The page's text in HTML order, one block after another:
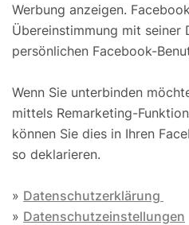
Werbung anzeigen.
Übereinstimmung mit seiner
persönlichen Facebook-
Wenn Sie unterbinden
mittels Remarketing-
können Sie dies in Ihren
so deklarieren.
» Datenschutzerklärung
» Datenschutzeinstellungen